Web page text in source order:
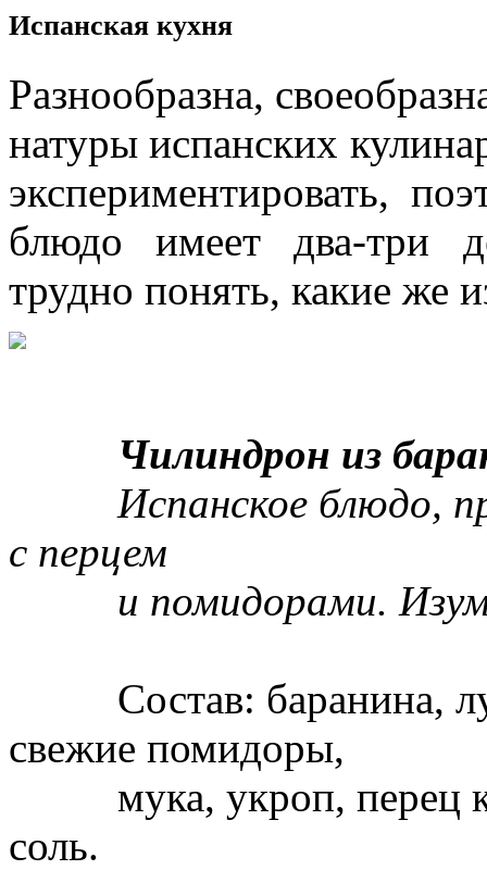
Испанская кухня
Разнообразна,
натуры испанских
экспериментировать,
блюдо имеет два-три
трудно понять, какие же
Чилиндрон из
Испанское блюдо,
с перцем
и помидорами.
Состав: баранина,
свежие помидоры,
мука, укроп, перец
соль.